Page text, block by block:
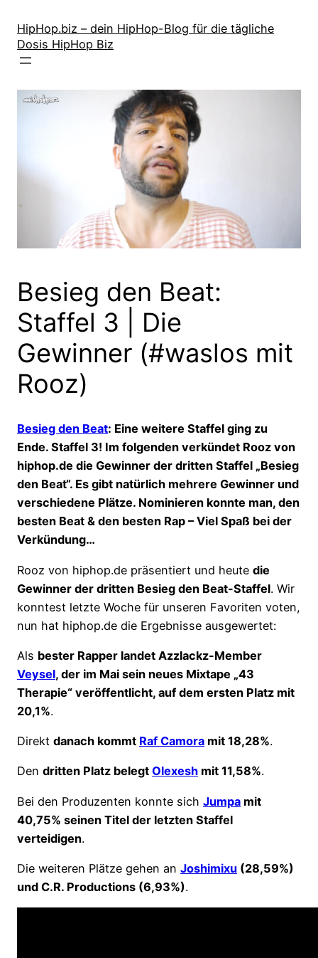
Inhalt
springen
HipHop.biz – dein HipHop-Blog für die tägliche
Dosis HipHop Biz
Besieg den Beat:
Staffel 3 | Die
Gewinner (#waslos mit
Rooz)
Besieg den Beat: Eine weitere Staffel ging zu
Ende. Staffel 3! Im folgenden verkündet Rooz von
hiphop.de die Gewinner der dritten Staffel „Besieg
den Beat“. Es gibt natürlich mehrere Gewinner und
verschiedene Plätze. Nominieren konnte man, den
besten Beat & den besten Rap – Viel Spaß bei der
Verkündung…
Rooz von hiphop.de präsentiert und heute die
Gewinner der dritten Besieg den Beat-Staffel. Wir
konntest letzte Woche für unseren Favoriten voten,
nun hat hiphop.de die Ergebnisse ausgewertet:
Als bester Rapper landet Azzlackz-Member
Veysel, der im Mai sein neues Mixtape „43
Therapie“ veröffentlicht, auf dem ersten Platz mit
20,1%.
Direkt danach kommt Raf Camora mit 18,28%.
Den dritten Platz belegt Olexesh mit 11,58%.
Bei den Produzenten konnte sich Jumpa mit
40,75% seinen Titel der letzten Staffel
verteidigen.
Die weiteren Plätze gehen an Joshimixu (28,59%)
und C.R. Productions (6,93%).